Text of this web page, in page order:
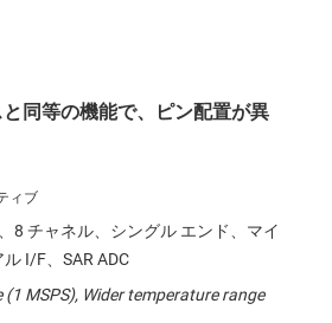
同等の機能で、ピン配置が異
8 チャネル、シングル エンド、マイ
I/F、SAR ADC
MSPS), Wider temperature range